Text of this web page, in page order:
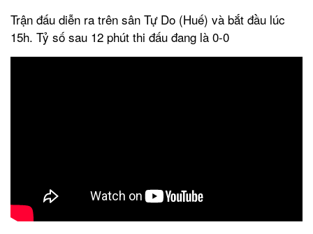
Trận đấu diễn ra trên sân Tự Do (Huế) và bắt đầu lúc
15h. Tỷ số sau 12 phút thi đấu đang là 0-0